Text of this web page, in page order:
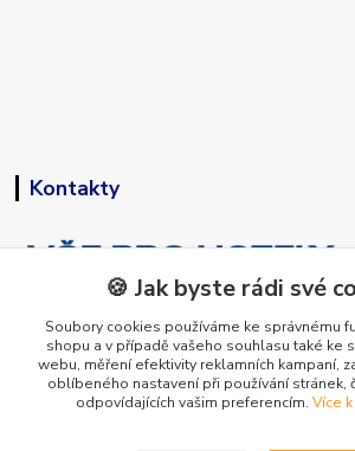
Kontakty
+420 773 794 023
Pondělí-pátek 9-15 hodin
🍪 Jak byste rádi své
Soubory cookies používáme ke správnému
shopu a v případě vašeho souhlasu také ke
webu, měření efektivity reklamních kampaní,
oblíbeného nastavení při používání stránek,
odpovídajících vašim preferencím. Více